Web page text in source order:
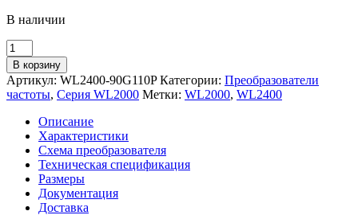
В наличии
Количество
товара
Преобразователь
частоты
WELLTRA
WL2400-
90G/110P
(90/110
кВт
В корзину
Артикул: WL2400-90G110P Категории: Преобразователи
частоты, Серия WL2000 Метки: WL2000, WL2400
Описание
Характеристики
Схема преобразователя
Техническая спецификация
Размеры
Документация
Доставка